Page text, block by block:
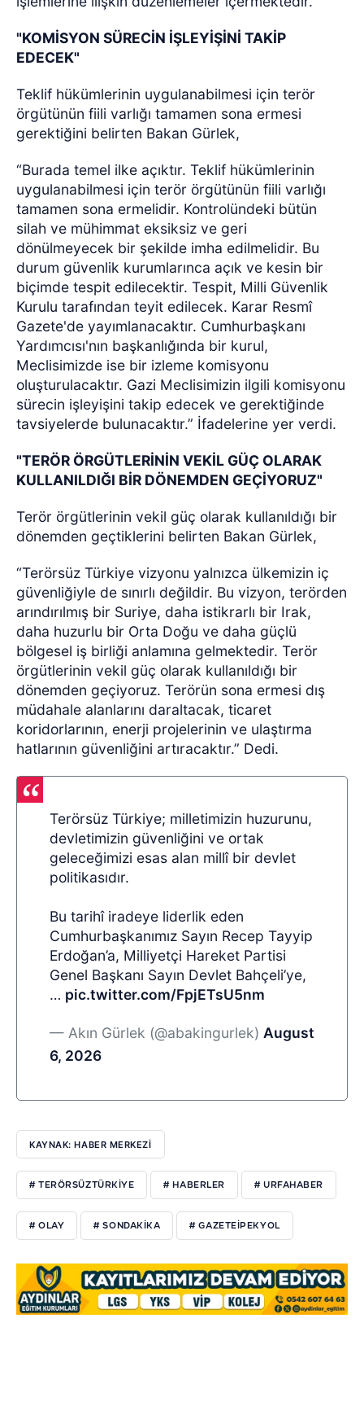
"KOMİSYON SÜRECİN İŞLEYİŞİNİ TAKİP
EDECEK"
Teklif hükümlerinin uygulanabilmesi için terör
örgütünün fiili varlığı tamamen sona ermesi
gerektiğini belirten Bakan Gürlek,
“Burada temel ilke açıktır. Teklif hükümlerinin
uygulanabilmesi için terör örgütünün fiili varlığı
tamamen sona ermelidir. Kontrolündeki bütün
silah ve mühimmat eksiksiz ve geri
dönülmeyecek bir şekilde imha edilmelidir. Bu
durum güvenlik kurumlarınca açık ve kesin bir
biçimde tespit edilecektir. Tespit, Milli Güvenlik
Kurulu tarafından teyit edilecek. Karar Resmî
Gazete'de yayımlanacaktır. Cumhurbaşkanı
Yardımcısı'nın başkanlığında bir kurul,
Meclisimizde ise bir izleme komisyonu
oluşturulacaktır. Gazi Meclisimizin ilgili komisyonu
sürecin işleyişini takip edecek ve gerektiğinde
tavsiyelerde bulunacaktır.” İfadelerine yer verdi.
"TERÖR ÖRGÜTLERİNİN VEKİL GÜÇ OLARAK
KULLANILDIĞI BİR DÖNEMDEN GEÇİYORUZ"
Terör örgütlerinin vekil güç olarak kullanıldığı bir
dönemden geçtiklerini belirten Bakan Gürlek,
“Terörsüz Türkiye vizyonu yalnızca ülkemizin iç
güvenliğiyle de sınırlı değildir. Bu vizyon, terörden
arındırılmış bir Suriye, daha istikrarlı bir Irak,
daha huzurlu bir Orta Doğu ve daha güçlü
bölgesel iş birliği anlamına gelmektedir. Terör
örgütlerinin vekil güç olarak kullanıldığı bir
dönemden geçiyoruz. Terörün sona ermesi dış
müdahale alanlarını daraltacak, ticaret
koridorlarının, enerji projelerinin ve ulaştırma
hatlarının güvenliğini artıracaktır.” Dedi.
Terörsüz Türkiye; milletimizin huzurunu,
devletimizin güvenliğini ve ortak
geleceğimizi esas alan millî bir devlet
politikasıdır.
Bu tarihî iradeye liderlik eden
Cumhurbaşkanımız Sayın Recep Tayyip
Erdoğan’a, Milliyetçi Hareket Partisi
Genel Başkanı Sayın Devlet Bahçeli’ye,
… pic.twitter.com/FpjETsU5nm
— Akın Gürlek (@abakingurlek) August
6, 2026
KAYNAK: HABER MERKEZI
# TERÖRSÜZTÜRKIYE # HABERLER # URFAHABER
# OLAY # SONDAKIKA # GAZETEIPEKYOL